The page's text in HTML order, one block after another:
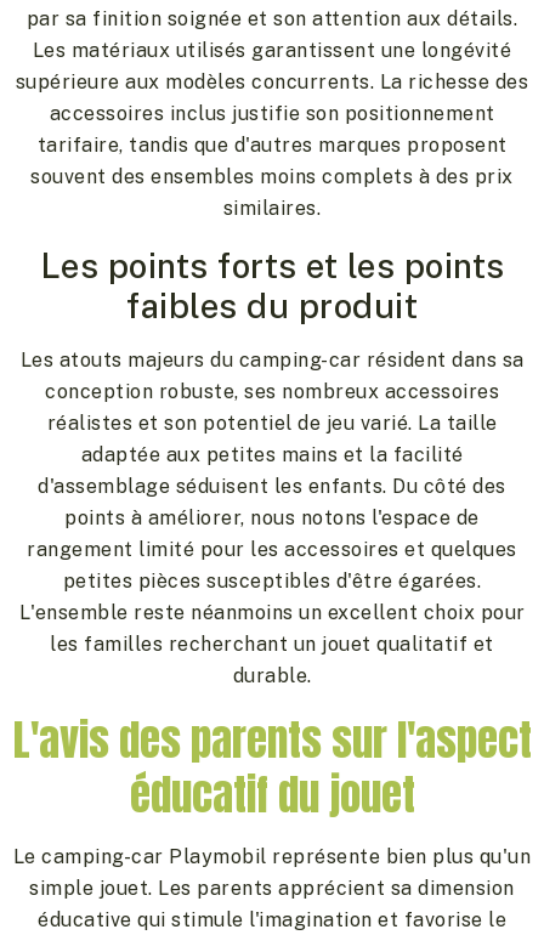
par sa finition soignée et son attention aux détails.
Les matériaux utilisés garantissent une longévité
supérieure aux modèles concurrents. La richesse des
accessoires inclus justifie son positionnement
tarifaire, tandis que d'autres marques proposent
souvent des ensembles moins complets à des prix
similaires.
Les points forts et les points
faibles du produit
Les atouts majeurs du camping-car résident dans sa
conception robuste, ses nombreux accessoires
réalistes et son potentiel de jeu varié. La taille
adaptée aux petites mains et la facilité
d'assemblage séduisent les enfants. Du côté des
points à améliorer, nous notons l'espace de
rangement limité pour les accessoires et quelques
petites pièces susceptibles d'être égarées.
L'ensemble reste néanmoins un excellent choix pour
les familles recherchant un jouet qualitatif et
durable.
L'avis des parents sur l'aspect
éducatif du jouet
Le camping-car Playmobil représente bien plus qu'un
simple jouet. Les parents apprécient sa dimension
éducative qui stimule l'imagination et favorise le